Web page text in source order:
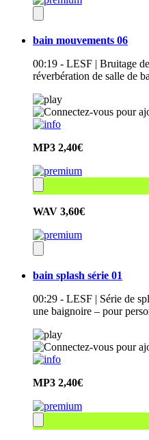
bain mouvements 06
00:19 - LESF | Bruitage
réverbération de salle de
MP3 2,40€
WAV 3,60€
bain splash série 01
00:29 - LESF | Série de
une baignoire – pour
MP3 2,40€